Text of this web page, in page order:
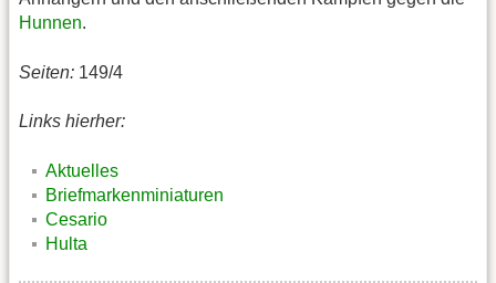
Hunnen.
Seiten: 149/4
Links hierher:
Aktuelles
Briefmarkenminiaturen
Cesario
Hulta